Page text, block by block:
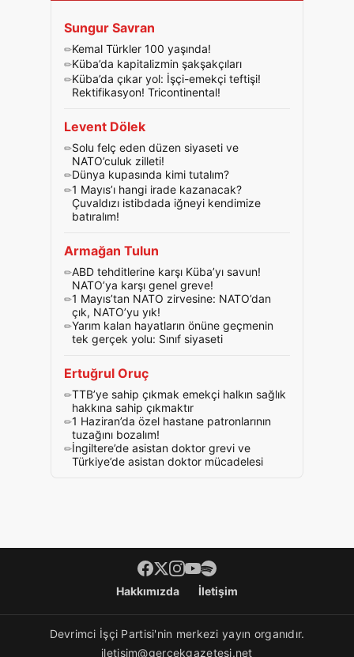
Sungur Savran
Kemal Türkler 100 yaşında!
Küba’da kapitalizmin şakşakçıları
Küba’da çıkar yol: İşçi-emekçi teftişi!
Rektifikasyon! Tricontinental!
Levent Dölek
Solu felç eden düzen siyaseti ve
NATO’culuk zilleti!
Dünya kupasında kimi tutalım?
1 Mayıs’ı hangi irade kazanacak?
Çuvaldızı istibdada iğneyi kendimize
batıralım!
Armağan Tulun
ABD tehditlerine karşı Küba’yı savun!
NATO’ya karşı genel greve!
1 Mayıs’tan NATO zirvesine: NATO’dan
çık, NATO’yu yık!
Yarım kalan hayatların önüne geçmenin
tek gerçek yolu: Sınıf siyaseti
Ertuğrul Oruç
TTB’ye sahip çıkmak emekçi halkın sağlık
hakkına sahip çıkmaktır
1 Haziran’da özel hastane patronlarının
tuzağını bozalım!
İngiltere’de asistan doktor grevi ve
Türkiye’de asistan doktor mücadelesi
Footer menüHakkımızda İletişim
Devrimci İşçi Partisi'nin merkezi yayın organıdır.
iletisim@gercekgazetesi.net